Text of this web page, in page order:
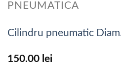
PNEUMATICA
Cilindru pneumatic
150,00 lei